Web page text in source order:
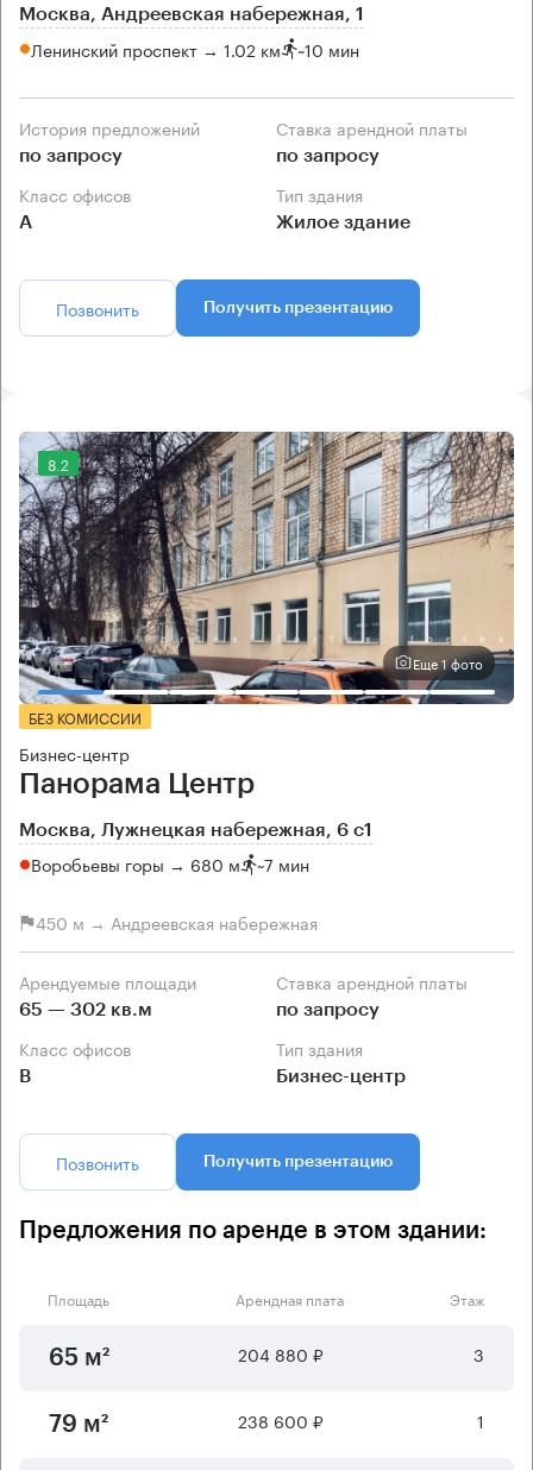
Москва, Андреевская набережная, 1
Ленинский проспект → 1.02 км ~10 мин
История предложений
по запросу
Ставка арендной платы
по запросу
Класс офисов
А
Тип здания
Жилое здание
Позвонить Получить презентацию
8.2
Еще 1 фото
БЕЗ КОМИССИИ
Бизнес-центр
Панорама Центр
Москва, Лужнецкая набережная, 6 с1
Воробьевы горы → 680 м ~7 мин
450 м → Андреевская набережная
Арендуемые площади
65 — 302 кв.м
Ставка арендной платы
по запросу
Класс офисов
B
Тип здания
Бизнес-центр
Позвонить Получить презентацию
Предложения по аренде в этом здании:
Площадь Арендная плата Этаж
65 м² 204 880 ₽ 3
79 м² 238 600 ₽ 1